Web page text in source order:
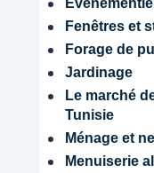
Fenêtres et
Forage de
Jardinage
Le marché
Tunisie
Ménage et
Menuiserie